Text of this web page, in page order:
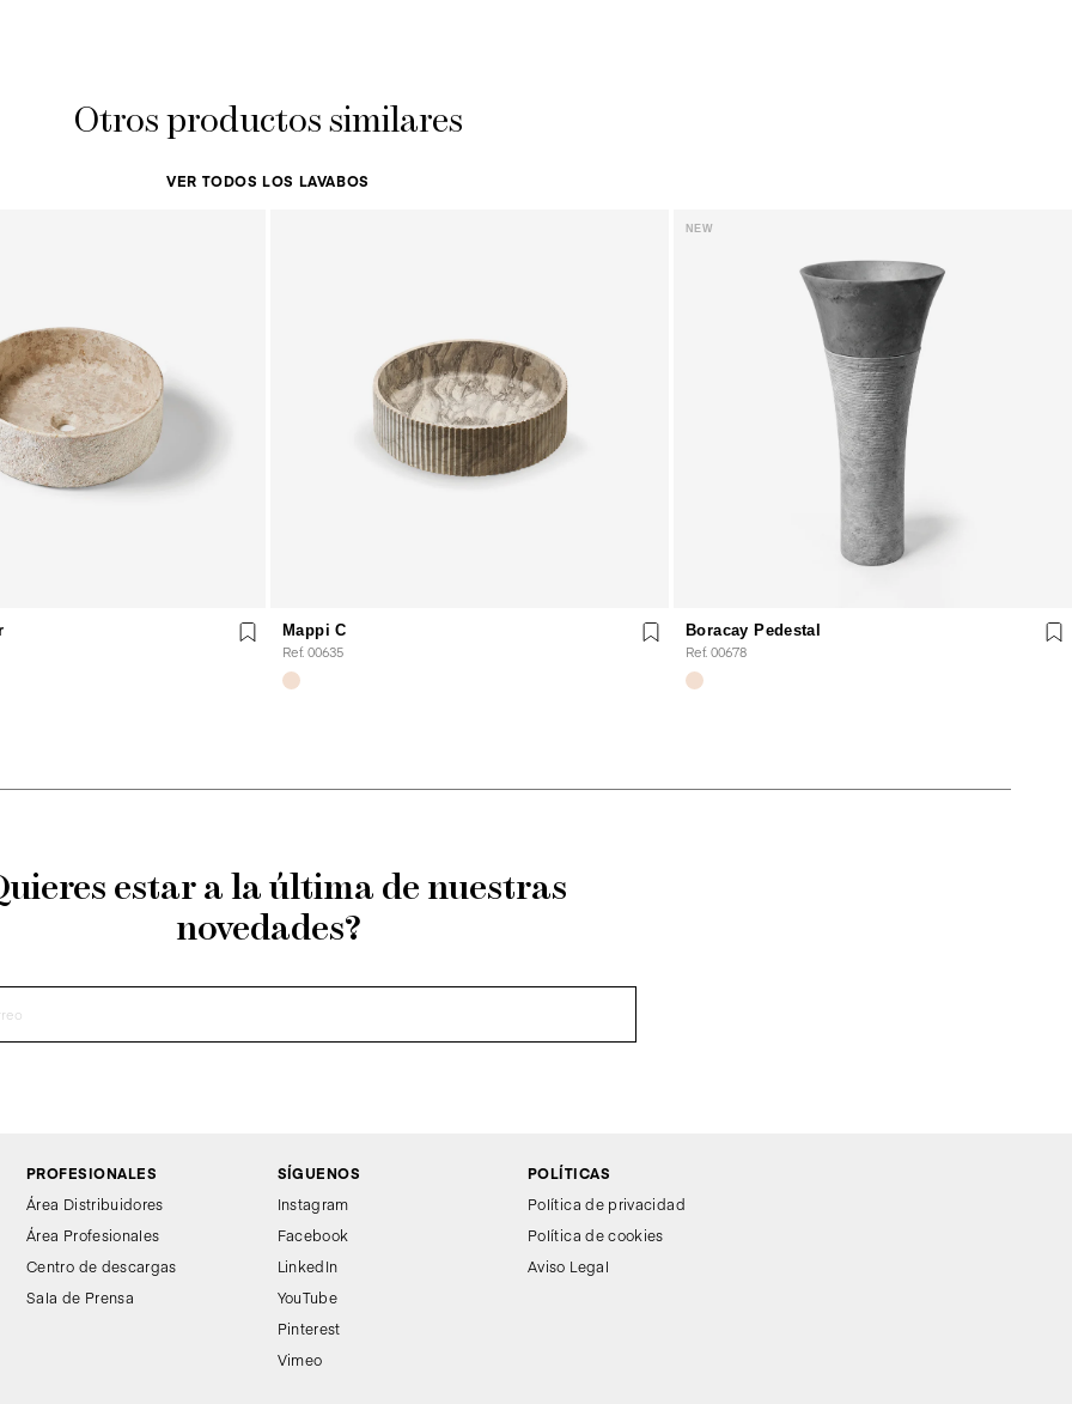
Otros productos similares
VER TODOS LOS LAVABOS
Mappi C
Ref. 00635
NEW
Boracay Pedestal
Ref. 00678
estar a la última de nuestras
novedades?
PROFESIONALES
Área Distribuidores
Área Profesionales
Centro de descargas
Sala de Prensa
SÍGUENOS
Instagram
Facebook
LinkedIn
YouTube
Pinterest
Vimeo
POLÍTICAS
Política de privacidad
Política de cookies
Aviso Legal